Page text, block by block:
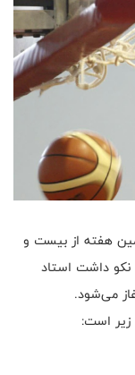
هفته از بیست و
نکو داشت استاد
زیر است: